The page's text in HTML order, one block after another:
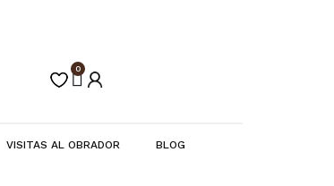
0
Carrito
VISITAS AL OBRADOR BLOG